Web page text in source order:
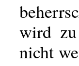
wird
nicht